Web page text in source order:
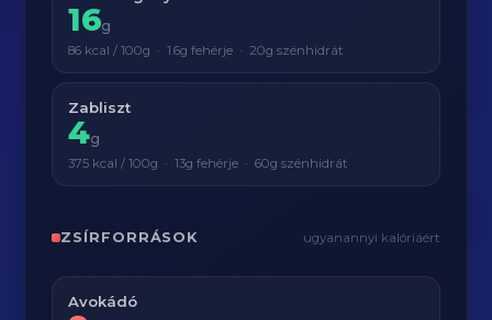
16g
86 kcal / 100g · 1.6g fehérje · 20g szénhidrát
Zabliszt
4g
375 kcal / 100g · 13g fehérje · 60g szénhidrát
ZSÍRFORRÁSOK ugyanannyi kalóriáért
Avokádó